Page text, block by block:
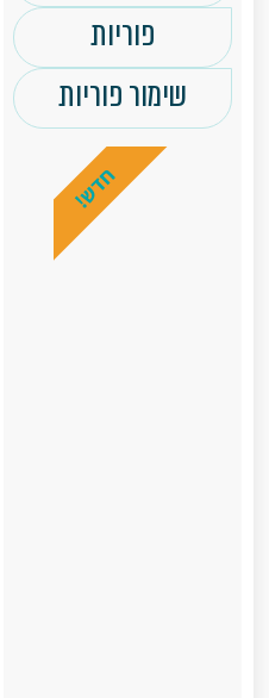
פוריות
שימור פוריות
חדש!